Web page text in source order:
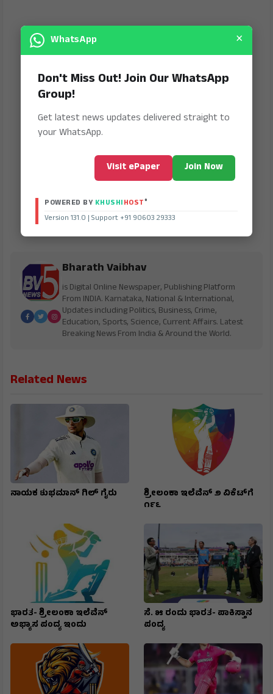
Bharath Vaibhav
is Digital Online Newspaper, Publishing Platform
From INDIA. Karnataka, National & International,
Updates including Politics, Business, Crime,
Education, Sports, Science, Current Affairs. Latest
Breaking News From India & Around the World.
Related News
ನಾಯಕ ಶುಭಮಾನ್ ಗಿಲ್ ಗೈರು
ಶ್ರೀಲಂಕಾ ಇಲೆವೆನ್ ೨ ವಿಕೆಟ್‌ಗೆ
೧೯೬
ಭಾರತ- ಶ್ರೀಲಂಕಾ ಇಲೆವೆನ್
ಅಭ್ಯಾಸ ಪಂದ್ಯ ಇಂದು
ಸೆ. ೫ ರಂದು ಭಾರತ- ಪಾಕಿಸ್ತಾನ
ಪಂದ್ಯ
WhatsApp ×
Don't Miss Out! Join Our WhatsApp
Group!
Get latest news updates delivered straight to
your WhatsApp.
Visit ePaper Join Now
POWERED BY KHUSHIHOST®
Version 131.0 | Support +91 90603 29333